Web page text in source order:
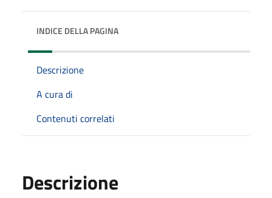
INDICE DELLA PAGINA
Descrizione
A cura di
Contenuti correlati
Descrizione